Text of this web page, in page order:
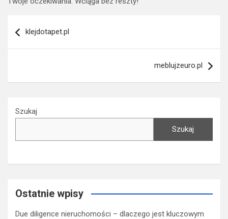
wpisu
klejdotapet.pl
meblujzeuro.pl
Szukaj
Szukaj
Ostatnie wpisy
Due diligence nieruchomości – dlaczego jest kluczowym